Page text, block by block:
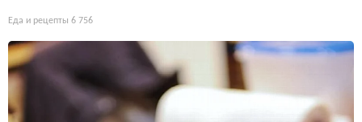
Еда и рецепты 6 756